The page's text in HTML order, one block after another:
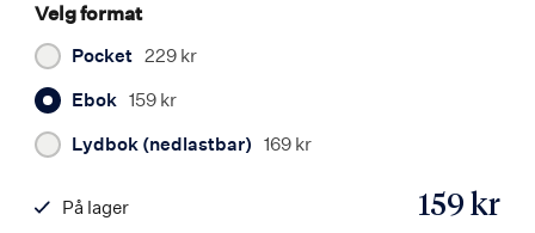
Velg format
Pocket 229 kr
Ebok 159 kr
Lydbok (nedlastbar) 169 kr
159 kr
På lager